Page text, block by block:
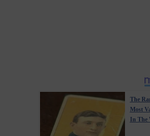
The
Most
In The